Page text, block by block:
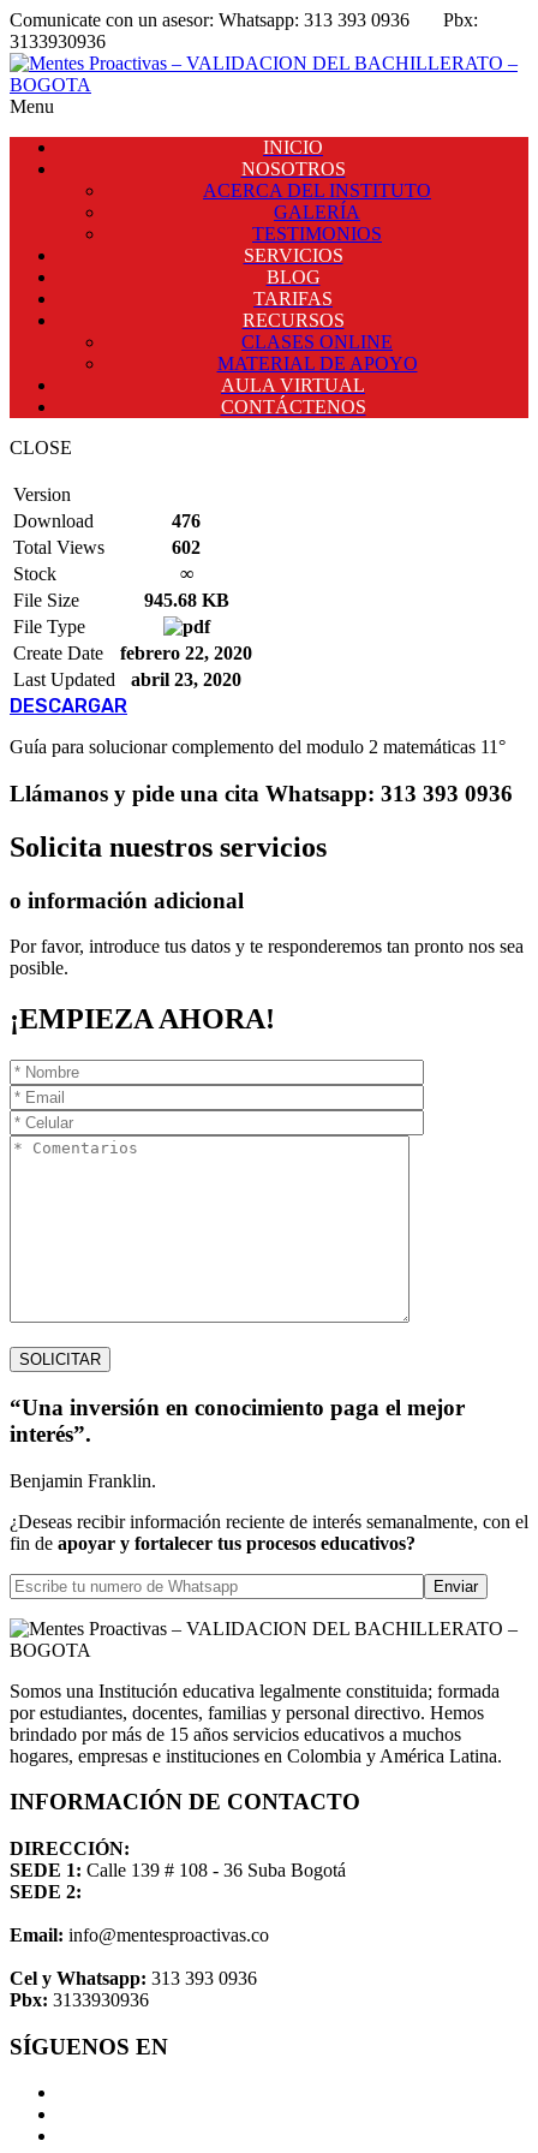
Comunicate con un asesor: Whatsapp: 313 393 0936 Pbx:
3133930936
Menu
INICIO
NOSOTROS
ACERCA DEL INSTITUTO
GALERÍA
TESTIMONIOS
SERVICIOS
BLOG
TARIFAS
RECURSOS
CLASES ONLINE
MATERIAL DE APOYO
AULA VIRTUAL
CONTÁCTENOS
CLOSE
Version
Download
476
Total Views
602
Stock
∞
File Size
945.68 KB
File Type
Create Date
febrero 22, 2020
Last Updated
abril 23, 2020
DESCARGAR
Guía para solucionar complemento del modulo 2 matemáticas 11°
Llámanos y pide una cita Whatsapp: 313 393 0936
Solicita nuestros servicios
o información adicional
Por favor, introduce tus datos y te responderemos tan pronto nos sea
posible.
¡EMPIEZA AHORA!
“Una inversión en conocimiento paga el mejor
interés”.
Benjamin Franklin.
¿Deseas recibir información reciente de interés semanalmente, con el
fin de apoyar y fortalecer tus procesos educativos?
Somos una Institución educativa legalmente constituida; formada
por estudiantes, docentes, familias y personal directivo. Hemos
brindado por más de 15 años servicios educativos a muchos
hogares, empresas e instituciones en Colombia y América Latina.
INFORMACIÓN DE CONTACTO
DIRECCIÓN:
SEDE 1: Calle 139 # 108 - 36 Suba Bogotá
SEDE 2:
Email: info@mentesproactivas.co
Cel y Whatsapp: 313 393 0936
Pbx: 3133930936
SÍGUENOS EN